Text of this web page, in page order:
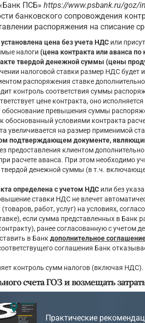
ПСБ» https://www.psbank.ru/goz/
банковского сопровождения
распоряжения на списание
цена без учета НДС или
налоги (цена контракта или аванса
твердой денежной суммы (цены
налоговой ставки размер НДС будет
распоряжения ставке
контроль соответствия суммы
цене контракта, оно
превышения суммы
обоснованный условиями контракта
увеличивается на размер применимой
подтверждающем документе,
предоставления клиентом
расчете аванса. При этом необходимо
твердой денежной суммы (в т.ч.
определена с учетом НДС или без
ставки НДС не влечет
работ, услуг) на условиях,
если сумма представленных в Банк
ранее согласованную с учетом
в Банк дополнительное
соглашения Банк
контроль сумм налогов (включая НДС).
счета ГОЗ и возмещать
Практические